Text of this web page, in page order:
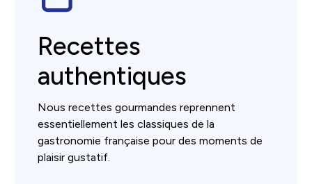
Recettes
authentiques
Nous recettes gourmandes reprennent
essentiellement les classiques de la
gastronomie française pour des moments de
plaisir gustatif.